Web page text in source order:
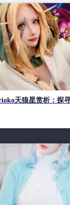
天狼星赏析：探